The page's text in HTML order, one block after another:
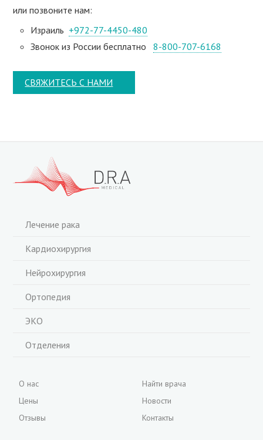
или позвоните нам:
Израиль +972-77-4450-480
Звонок из России бесплатно8-800-707-6168
СВЯЖИТЕСЬ С НАМИ
Лечение рака
Кардиохирургия
Нейрохирургия
Ортопедия
ЭКО
Отделения
О нас
Цены
Отзывы
Найти врача
Новости
Контакты